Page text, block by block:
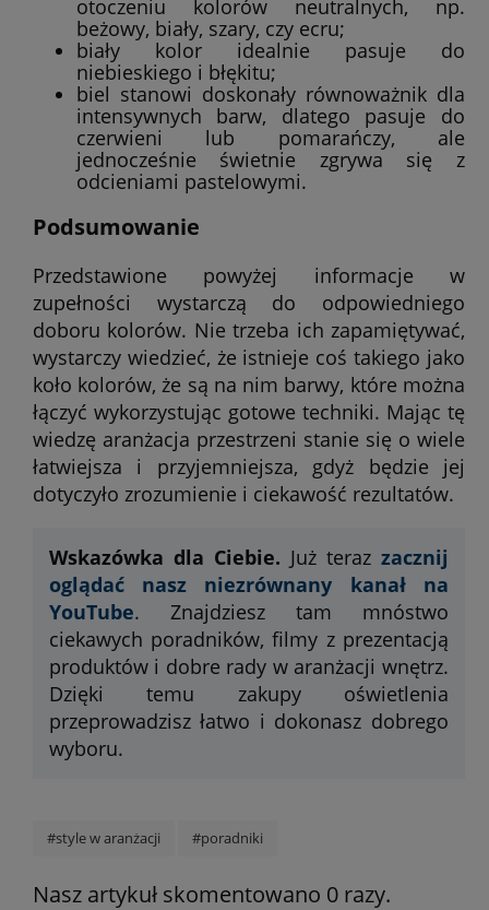
otoczeniu kolorów neutralnych, np.
beżowy, biały, szary, czy ecru;
biały kolor idealnie pasuje do
niebieskiego i błękitu;
biel stanowi doskonały równoważnik dla
intensywnych barw, dlatego pasuje do
czerwieni lub pomarańczy, ale
jednocześnie świetnie zgrywa się z
odcieniami pastelowymi.
Podsumowanie
Przedstawione powyżej informacje w
zupełności wystarczą do odpowiedniego
doboru kolorów. Nie trzeba ich zapamiętywać,
wystarczy wiedzieć, że istnieje coś takiego jako
koło kolorów, że są na nim barwy, które można
łączyć wykorzystując gotowe techniki. Mając tę
wiedzę aranżacja przestrzeni stanie się o wiele
łatwiejsza i przyjemniejsza, gdyż będzie jej
dotyczyło zrozumienie i ciekawość rezultatów.
Wskazówka dla Ciebie. Już teraz zacznij
oglądać nasz niezrównany kanał na
YouTube. Znajdziesz tam mnóstwo
ciekawych poradników, filmy z prezentacją
produktów i dobre rady w aranżacji wnętrz.
Dzięki temu zakupy oświetlenia
przeprowadzisz łatwo i dokonasz dobrego
wyboru.
#style w aranżacji #poradniki
Nasz artykuł skomentowano 0 razy.